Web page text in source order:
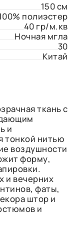
150 см
полиэстер
40 гр/м.кв
Ночная мгла
30
Китай
ткань с
и
тонкой нитью
воздушности
форму,
и вечерних
фаты,
штор и
и